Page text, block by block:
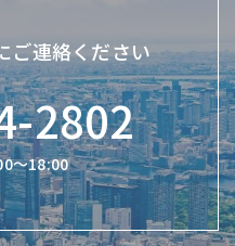
ご連絡ください
2802
〜18:00